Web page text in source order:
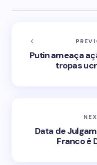
Putin ameaça
tropas
Data de
Franco é